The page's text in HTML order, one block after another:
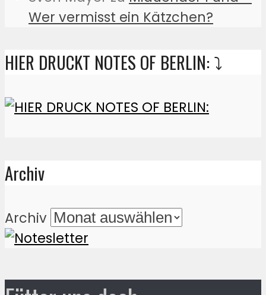
Wer vermisst ein Kätzchen?
HIER DRUCKT NOTES OF BERLIN: ⤵️
Archiv
Archiv